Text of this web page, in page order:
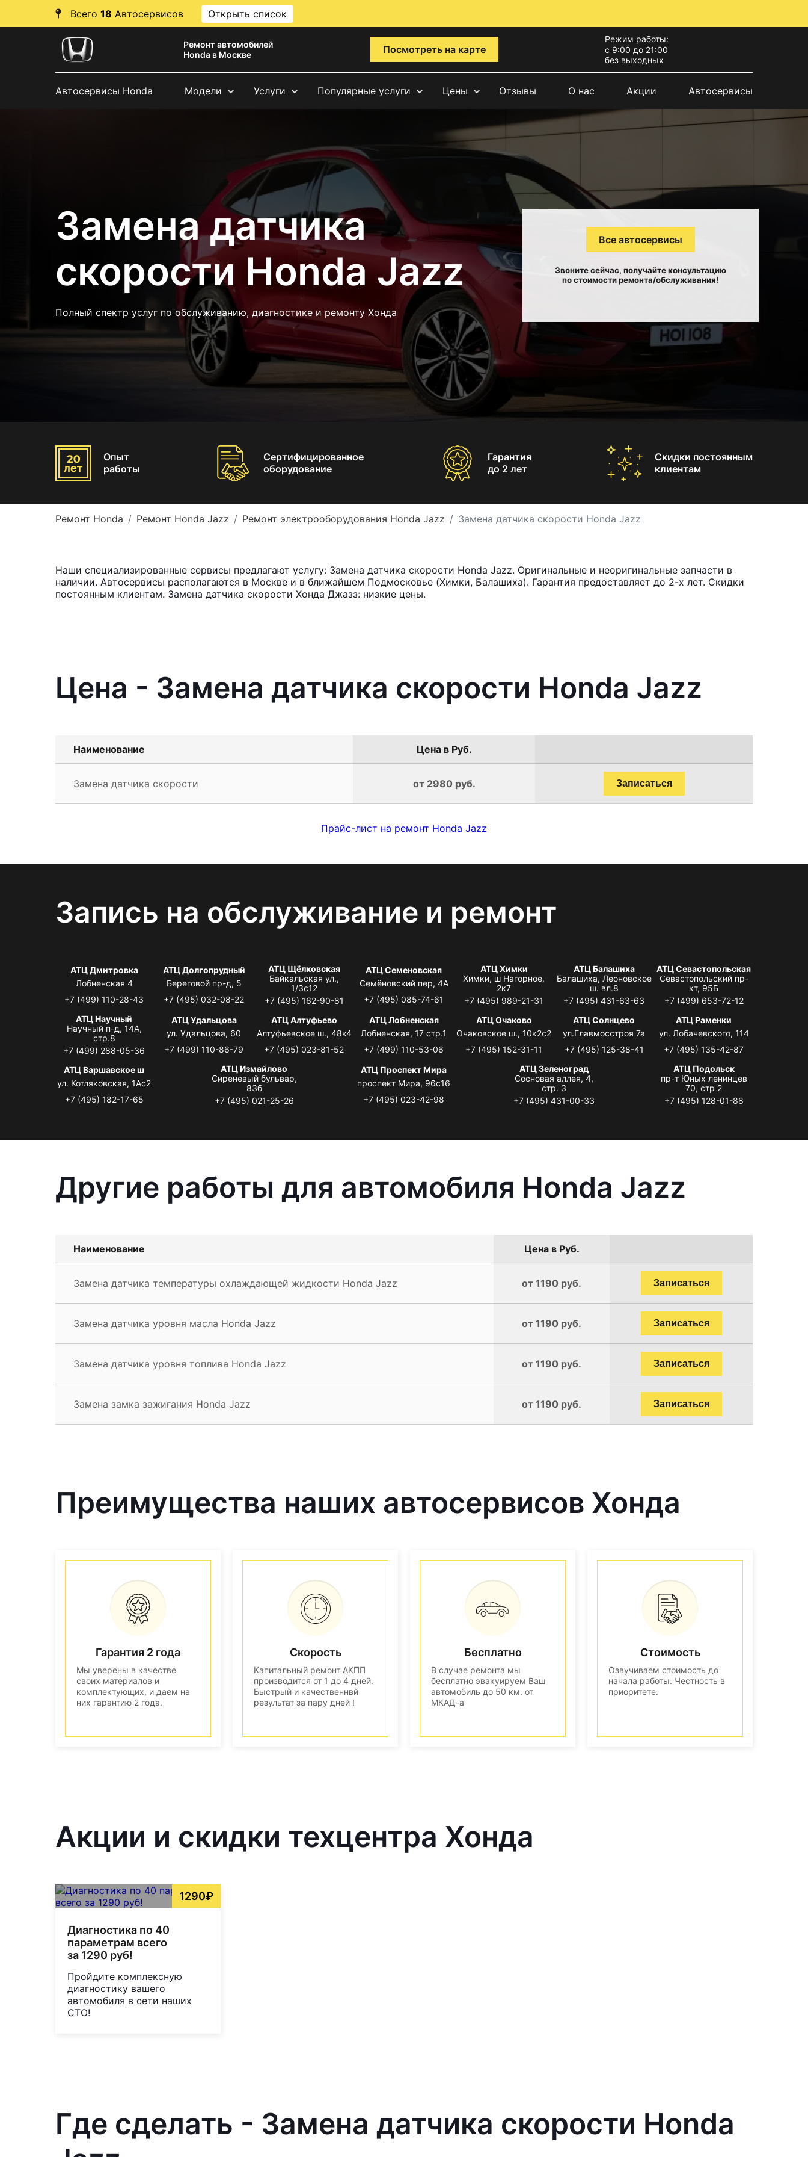
Всего 18 Автосервисов Открыть список
Ремонт автомобилей
Honda в Москве
Посмотреть на карте
Режим работы:
с 9:00 до 21:00
без выходных
Автосервисы Honda Модели Услуги Популярные услуги Цены Отзывы О нас Акции Автосервисы
Замена датчика
скорости Honda Jazz
Полный спектр услуг по обслуживанию, диагностике и ремонту Хонда
Все автосервисы
Звоните сейчас, получайте консультацию
по стоимости ремонта/обслуживания!
Опыт
работы
Сертифицированное
оборудование
Гарантия
до 2 лет
Скидки постоянным
клиентам
Ремонт Honda Ремонт Honda Jazz Ремонт электрооборудования Honda Jazz Замена датчика скорости Honda Jazz
Наши специализированные сервисы предлагают услугу: Замена датчика скорости Honda Jazz. Оригинальные и неоригинальные запчасти в
наличии. Автосервисы располагаются в Москве и в ближайшем Подмосковье (Химки, Балашиха). Гарантия предоставляет до 2-х лет. Скидки
постоянным клиентам. Замена датчика скорости Хонда Джазз: низкие цены.
Цена - Замена датчика скорости Honda Jazz
Наименование Цена в Руб.
Замена датчика скорости от 2980 руб. Записаться
Прайс-лист на ремонт Honda Jazz
Запись на обслуживание и ремонт
АТЦ Дмитровка
Лобненская 4
+7 (499) 110-28-43
АТЦ Долгопрудный
Береговой пр-д, 5
+7 (495) 032-08-22
АТЦ Щёлковская
Байкальская ул.,
1/3с12
+7 (495) 162-90-81
АТЦ Семеновская
Семёновский пер, 4А
+7 (495) 085-74-61
АТЦ Химки
Химки, ш Нагорное,
2к7
+7 (495) 989-21-31
АТЦ Балашиха
Балашиха, Леоновское
ш. вл.8
+7 (495) 431-63-63
АТЦ Севастопольская
Севастопольский пр-
кт, 95Б
+7 (499) 653-72-12
АТЦ Научный
Научный п-д, 14А,
стр.8
+7 (499) 288-05-36
АТЦ Удальцова
ул. Удальцова, 60
+7 (499) 110-86-79
АТЦ Алтуфьево
Алтуфьевское ш., 48к4
+7 (495) 023-81-52
АТЦ Лобненская
Лобненская, 17 стр.1
+7 (499) 110-53-06
АТЦ Очаково
Очаковское ш., 10к2с2
+7 (495) 152-31-11
АТЦ Солнцево
ул.Главмосстроя 7а
+7 (495) 125-38-41
АТЦ Раменки
ул. Лобачевского, 114
+7 (495) 135-42-87
АТЦ Варшавское ш
ул. Котляковская, 1Ас2
+7 (495) 182-17-65
АТЦ Измайлово
Сиреневый бульвар,
83б
+7 (495) 021-25-26
АТЦ Проспект Мира
проспект Мира, 96с16
+7 (495) 023-42-98
АТЦ Зеленоград
Сосновая аллея, 4,
стр. 3
+7 (495) 431-00-33
АТЦ Подольск
пр-т Юных ленинцев
70, стр 2
+7 (495) 128-01-88
Другие работы для автомобиля Honda Jazz
Наименование Цена в Руб.
Замена датчика температуры охлаждающей жидкости Honda Jazz от 1190 руб. Записаться
Замена датчика уровня масла Honda Jazz от 1190 руб. Записаться
Замена датчика уровня топлива Honda Jazz от 1190 руб. Записаться
Замена замка зажигания Honda Jazz от 1190 руб. Записаться
Преимущества наших автосервисов Хонда
Гарантия 2 года
Мы уверены в качестве
своих материалов и
комплектующих, и даем на
них гарантию 2 года.
Скорость
Капитальный ремонт АКПП
производится от 1 до 4 дней.
Быстрый и качественнвй
результат за пару дней !
Бесплатно
В случае ремонта мы
бесплатно эвакуируем Ваш
автомобиль до 50 км. от
МКАД-а
Стоимость
Озвучиваем стоимость до
начала работы. Честность в
приоритете.
Акции и скидки техцентра Хонда
1290₽
Диагностика по 40
параметрам всего
за 1290 руб!
Пройдите комплексную
диагностику вашего
автомобиля в сети наших
СТО!
Где сделать - Замена датчика скорости Honda